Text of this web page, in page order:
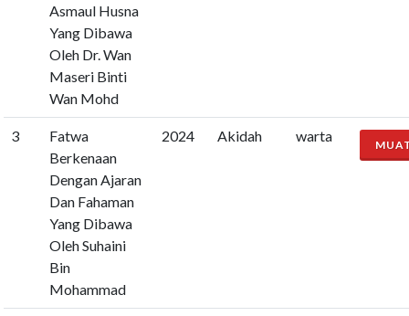
Asmaul Husna
Yang Dibawa
Oleh Dr. Wan
Maseri Binti
Wan Mohd
3
Fatwa
Berkenaan
Dengan Ajaran
Dan Fahaman
Yang Dibawa
Oleh Suhaini
Bin
Mohammad
2024 Akidah warta